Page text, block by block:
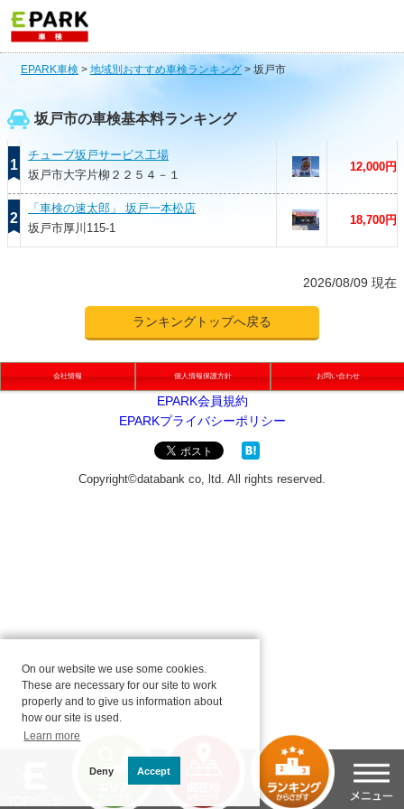
EPARK車検 > 地域別おすすめ車検ランキング> 坂戸市
坂戸市の車検基本料ランキング
1
チューブ坂戸サービス工場
坂戸市大字片柳２２５４－１
12,000円
2
「車検の速太郎」 坂戸一本松店
坂戸市厚川115-1
18,700円
2026/08/09 現在
ランキングトップへ戻る
会社情報 個人情報保護方針 お問い合わせ
On our website we use some cookies.
These are necessary for our site to work
properly and to give us information about
how our site is used.
Learn more
Deny Accept